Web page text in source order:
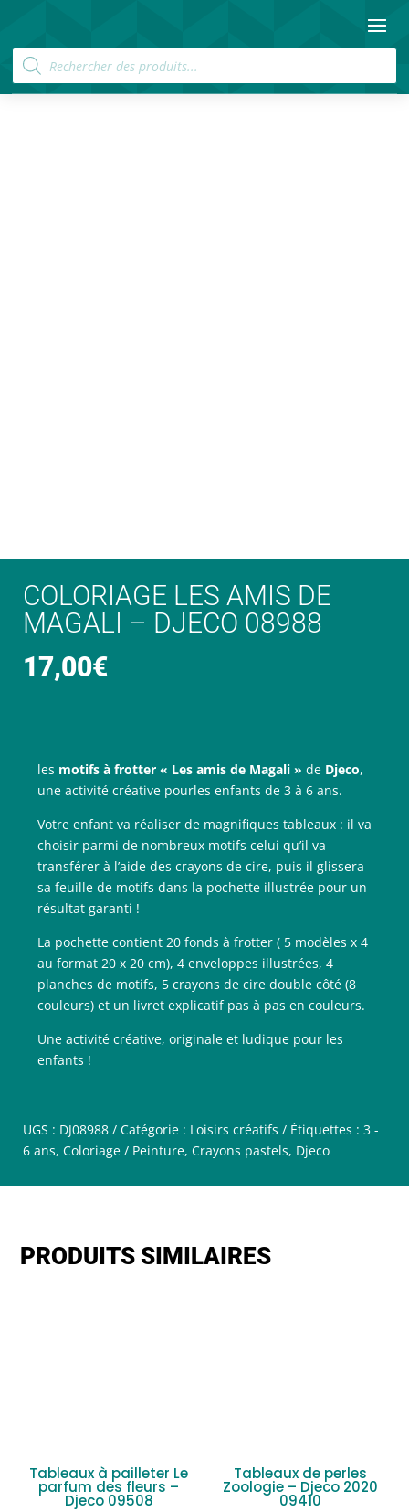
Recherche
de
produits
COLORIAGE LES AMIS DE
MAGALI – DJECO 08988
17,00€
les motifs à frotter « Les amis de Magali » de Djeco,
une activité créative pourles enfants de 3 à 6 ans.
Votre enfant va réaliser de magnifiques tableaux : il va
choisir parmi de nombreux motifs celui qu’il va
transférer à l’aide des crayons de cire, puis il glissera
sa feuille de motifs dans la pochette illustrée pour un
résultat garanti !
La pochette contient 20 fonds à frotter ( 5 modèles x 4
au format 20 x 20 cm), 4 enveloppes illustrées, 4
planches de motifs, 5 crayons de cire double côté (8
couleurs) et un livret explicatif pas à pas en couleurs.
Une activité créative, originale et ludique pour les
enfants !
UGS : DJ08988 Catégorie : Loisirs créatifs Étiquettes : 3 -
6 ans, Coloriage / Peinture, Crayons pastels, Djeco
PRODUITS SIMILAIRES
Tableaux à pailleter Le
parfum des fleurs –
Djeco 09508
Tableaux de perles
Zoologie – Djeco 2020
09410